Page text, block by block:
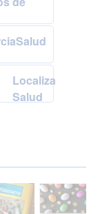
Localiza
Salud